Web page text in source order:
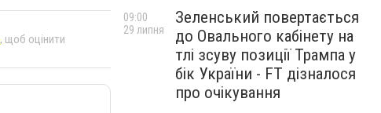
, щоб оцінити
Зеленський повертається
до Овального кабінету на
тлі зсуву позиції Трампа у
бік України - FT дізналося
про очікування
09:00
29 липня